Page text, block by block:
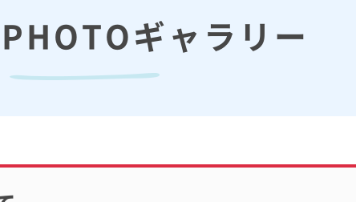
ギャラリー